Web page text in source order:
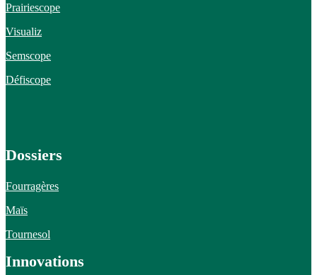
Prairiescope
Visualiz
Semscope
Défiscope
Dossiers
Fourragères
Maïs
Tournesol
Innovations